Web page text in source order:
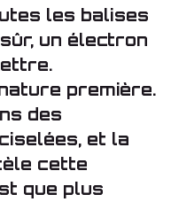
les balises
un électron
première.
des
et la
cette
que plus